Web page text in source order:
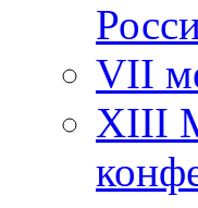
VII
XIII